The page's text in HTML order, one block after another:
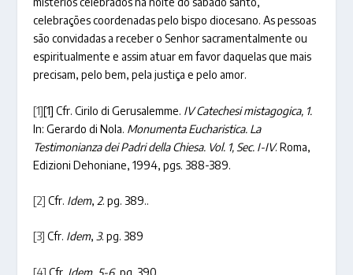
celebrações coordenadas pelo bispo diocesano. As pessoas
são convidadas a receber o Senhor sacramentalmente ou
espiritualmente e assim atuar em favor daquelas que mais
precisam, pelo bem, pela justiça e pelo amor.
[1][1] Cfr. Cirilo di Gerusalemme. IV Catechesi mistagogica, 1.
In: Gerardo di Nola. Monumenta Eucharistica. La
Testimonianza dei Padri della Chiesa. Vol. 1, Sec. I-IV. Roma,
Edizioni Dehoniane, 1994, pgs. 388-389.
[2] Cfr. Idem, 2. pg. 389..
[3] Cfr. Idem,3. pg. 389
[4] Cfr. Idem, 5-6, pg. 390.